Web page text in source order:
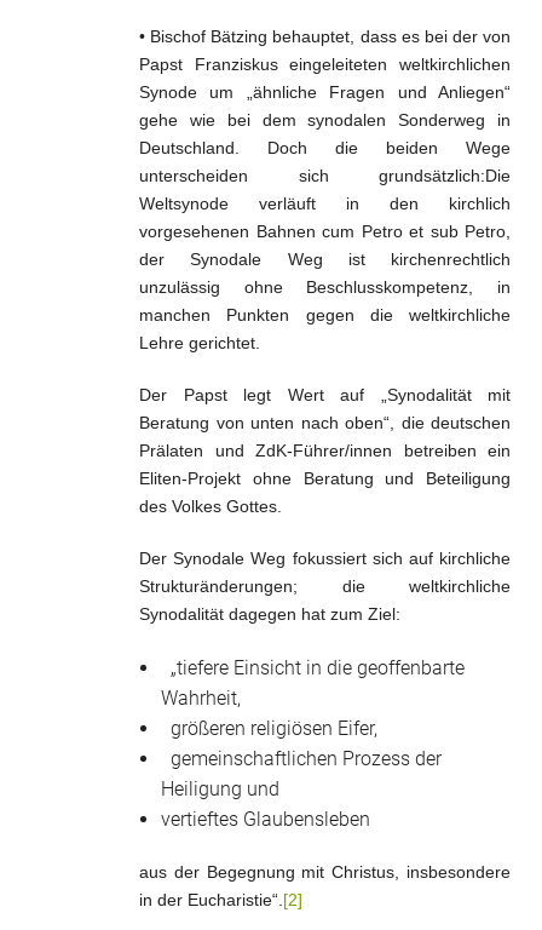
• Bischof Bätzing behauptet, dass es bei der von
Papst Franziskus eingeleiteten weltkirchlichen
Synode um „ähnliche Fragen und Anliegen“
gehe wie bei dem synodalen Sonderweg in
Deutschland. Doch die beiden Wege
unterscheiden sich grundsätzlich:Die
Weltsynode verläuft in den kirchlich
vorgesehenen Bahnen cum Petro et sub Petro,
der Synodale Weg ist kirchenrechtlich
unzulässig ohne Beschlusskompetenz, in
manchen Punkten gegen die weltkirchliche
Lehre gerichtet.
Der Papst legt Wert auf „Synodalität mit
Beratung von unten nach oben“, die deutschen
Prälaten und ZdK-Führer/innen betreiben ein
Eliten-Projekt ohne Beratung und Beteiligung
des Volkes Gottes.
Der Synodale Weg fokussiert sich auf kirchliche
Strukturänderungen; die weltkirchliche
Synodalität dagegen hat zum Ziel:
„tiefere Einsicht in die geoffenbarte
Wahrheit,
größeren religiösen Eifer,
gemeinschaftlichen Prozess der
Heiligung und
vertieftes Glaubensleben
aus der Begegnung mit Christus, insbesondere
in der Eucharistie“. [2]